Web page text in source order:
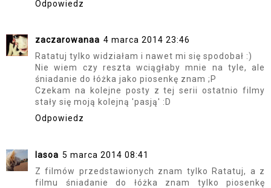
Odpowiedz
zaczarowanaa 4 marca 2014 23:46
Ratatuj tylko widziałam i nawet mi się spodobał :)
Nie wiem czy reszta wciągłaby mnie na tyle, ale
śniadanie do łóżka jako piosenkę znam ;P
Czekam na kolejne posty z tej serii ostatnio filmy
stały się moją kolejną 'pasją' :D
Odpowiedz
lasoa 5 marca 2014 08:41
Z filmów przedstawionych znam tylko Ratatuj, a z
filmu śniadanie do łóżka znam tylko piosenkę